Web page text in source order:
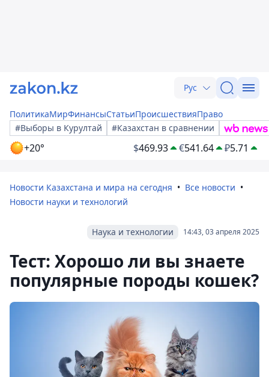
Рус
ПолитикаМирФинансыСтатьиПроисшествияПраво
#Выборы в Курултай
#Казахстан в сравнении
+20° $469.93 €541.64 ₽5.71
Новости Казахстана и мира на сегодня
Все новости
Новости науки и технологий
14:43, 03 апреля 2025
Наука и технологии
Тест: Хорошо ли вы знаете
популярные породы кошек?